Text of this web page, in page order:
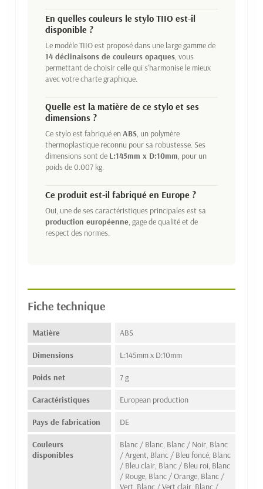
En quelles couleurs le stylo TIIO est-il
disponible ?
Le modèle TIIO est proposé dans une large gamme de
14 déclinaisons de couleurs opaques, vous
permettant de choisir celle qui s'harmonise le mieux
avec votre charte graphique.
Quelle est la matière de ce stylo et ses
dimensions ?
Ce stylo est fabriqué enABS, un polymère
thermoplastique reconnu pour sa robustesse. Ses
dimensions sont de L:145mm x D:10mm, pour un
poids de 0.007 kg.
Ce produit est-il fabriqué en Europe ?
Oui, une de ses caractéristiques principales est sa
production européenne, gage de qualité et de
respect des normes.
Fiche technique
Matière ABS
Dimensions L:145mm x D:10mm
Poids net 7 g
Caractéristiques European production
Pays de fabrication DE
Couleurs
disponibles
Blanc / Blanc, Blanc / Noir, Blanc
/ Argent, Blanc / Bleu foncé, Blanc
/ Bleu clair, Blanc / Bleu roi, Blanc
/ Rouge, Blanc / Orange, Blanc /
Vert, Blanc / Vert clair, Blanc /